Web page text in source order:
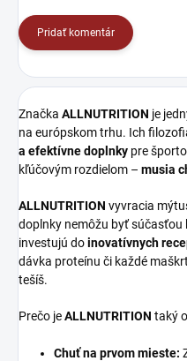
Pridať komentár
Značka ALLNUTRITION je
na európskom trhu. Ich
a efektívne doplnky pre
kľúčovým rozdielom – musia
ALLNUTRITION vyvracia
doplnky nemôžu byť
investujú doinovatívnych
dávka proteínu či každé
tešíš.
Prečo jeALLNUTRITION taký
Chuť na prvom mieste: